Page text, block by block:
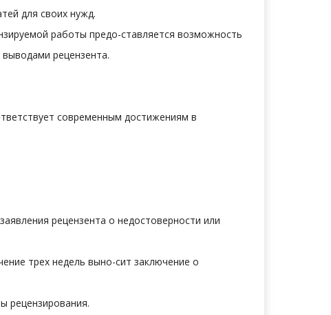
для своих нужд.
работы предо-ставляется возможность
выводами рецензента.
современным достижениям в
рецензента о недостоверности или
трех недель выно-сит заключение о
рецензирования.